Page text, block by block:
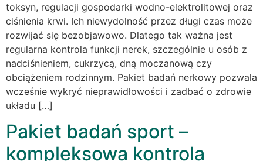
toksyn, regulacji gospodarki wodno-elektrolitowej oraz
ciśnienia krwi. Ich niewydolność przez długi czas może
rozwijać się bezobjawowo. Dlatego tak ważna jest
regularna kontrola funkcji nerek, szczególnie u osób z
nadciśnieniem, cukrzycą, dną moczanową czy
obciążeniem rodzinnym. Pakiet badań nerkowy pozwala
wcześnie wykryć nieprawidłowości i zadbać o zdrowie
układu […]
Pakiet badań sport –
kompleksowa kontrola